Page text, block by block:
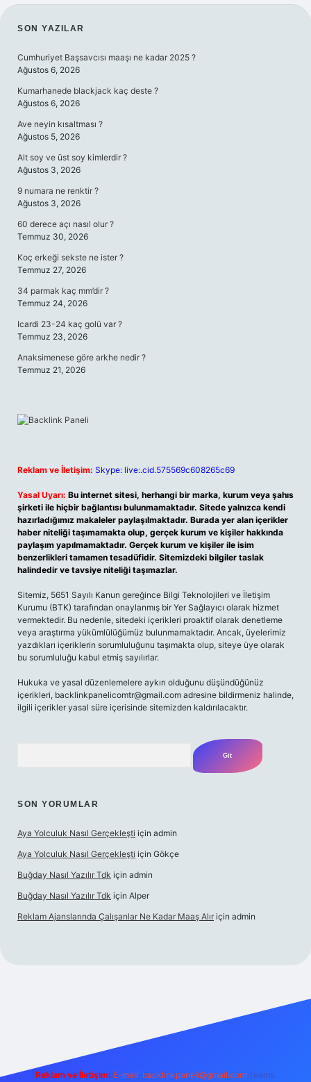
SIDEBAR
SON YAZILAR
Cumhuriyet Başsavcısı maaşı ne kadar 2025 ?
Ağustos 6, 2026
Kumarhanede blackjack kaç deste ?
Ağustos 6, 2026
Ave neyin kısaltması ?
Ağustos 5, 2026
Alt soy ve üst soy kimlerdir ?
Ağustos 3, 2026
9 numara ne renktir ?
Ağustos 3, 2026
60 derece açı nasıl olur ?
Temmuz 30, 2026
Koç erkeği sekste ne ister ?
Temmuz 27, 2026
34 parmak kaç mm’dir ?
Temmuz 24, 2026
Icardi 23-24 kaç golü var ?
Temmuz 23, 2026
Anaksimenese göre arkhe nedir ?
Temmuz 21, 2026
Reklam ve İletişim: Skype: live:.cid.575569c608265c69
Yasal Uyarı: Bu internet sitesi, herhangi bir marka, kurum veya şahıs
şirketi ile hiçbir bağlantısı bulunmamaktadır. Sitede yalnızca kendi
hazırladığımız makaleler paylaşılmaktadır. Burada yer alan içerikler
haber niteliği taşımamakta olup, gerçek kurum ve kişiler hakkında
paylaşım yapılmamaktadır. Gerçek kurum ve kişiler ile isim
benzerlikleri tamamen tesadüfidir. Sitemizdeki bilgiler taslak
halindedir ve tavsiye niteliği taşımazlar.
Sitemiz, 5651 Sayılı Kanun gereğince Bilgi Teknolojileri ve İletişim
Kurumu (BTK) tarafından onaylanmış bir Yer Sağlayıcı olarak hizmet
vermektedir. Bu nedenle, sitedeki içerikleri proaktif olarak denetleme
veya araştırma yükümlülüğümüz bulunmamaktadır. Ancak, üyelerimiz
yazdıkları içeriklerin sorumluluğunu taşımakta olup, siteye üye olarak
bu sorumluluğu kabul etmiş sayılırlar.
Hukuka ve yasal düzenlemelere aykırı olduğunu düşündüğünüz
içerikleri, backlinkpanelicomtr@gmail.com adresine bildirmeniz halinde,
ilgili içerikler yasal süre içerisinde sitemizden kaldırılacaktır.
SON YORUMLAR
Aya Yolculuk Nasıl Gerçekleşti için admin
Aya Yolculuk Nasıl Gerçekleşti için Gökçe
Buğday Nasıl Yazılır Tdk için admin
Buğday Nasıl Yazılır Tdk için Alper
Reklam Ajanslarında Çalışanlar Ne Kadar Maaş Alır için admin
Reklam ve İletişim: E-mail: backlinkpaneli@gmail.com Teams: